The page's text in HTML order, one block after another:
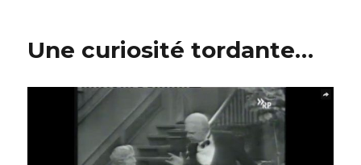
Une curiosité tordante…